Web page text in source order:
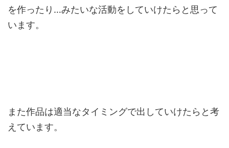
を作ったり…みたいな活動をしていけたらと思って
います。
また作品は適当なタイミングで出していけたらと考
えています。